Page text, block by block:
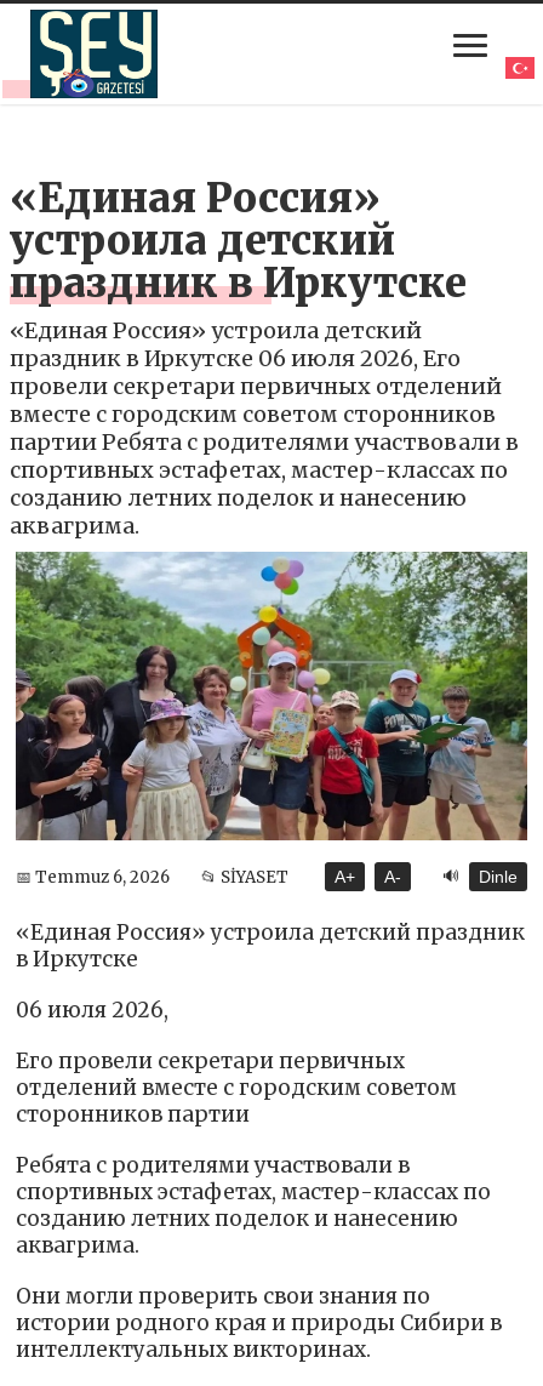
«Единая Россия»
устроила детский
праздник в Иркутске
«Единая Россия» устроила детский
праздник в Иркутске 06 июля 2026, Его
провели секретари первичных отделений
вместе с городским советом сторонников
партии Ребята с родителями участвовали в
спортивных эстафетах, мастер-классах по
созданию летних поделок и нанесению
аквагрима.
📅 Temmuz 6, 2026 📂 SİYASET A+ A- 🔊 Dinle
«Единая Россия» устроила детский праздник
в Иркутске
06 июля 2026,
Его провели секретари первичных
отделений вместе с городским советом
сторонников партии
Ребята с родителями участвовали в
спортивных эстафетах, мастер-классах по
созданию летних поделок и нанесению
аквагрима.
Они могли проверить свои знания по
истории родного края и природы Сибири в
интеллектуальных викторинах.